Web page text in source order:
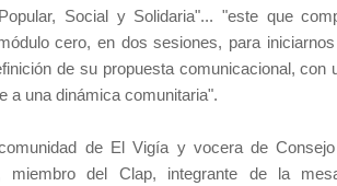
Social y Solidaria"... "este que
cero, en dos sesiones, para
de su propuesta comunicacional, con
a una dinámica comunitaria".
de El Vigía y vocera de
miembro del Clap, integrante de la